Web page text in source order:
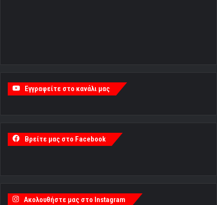
Εγγραφείτε στο κανάλι μας
Βρείτε μας στο Facebook
Ακολουθήστε μας στο Instagram